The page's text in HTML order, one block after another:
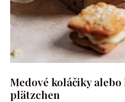
Medové koláčiky
plätzchen